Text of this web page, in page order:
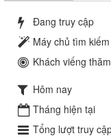
Đang truy cập
Máy chủ tìm kiếm
Khách viếng thăm
Hôm nay
Tháng hiện tại
Tổng lượt truy